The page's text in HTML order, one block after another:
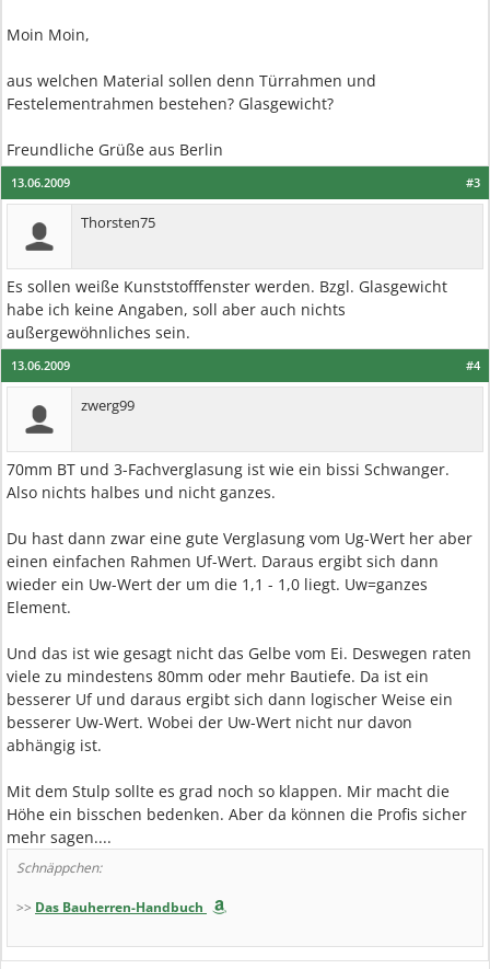
Moin Moin,
aus welchen Material sollen denn Türrahmen und
Festelementrahmen bestehen? Glasgewicht?
Freundliche Grüße aus Berlin
#3
13.06.2009
Thorsten75
Es sollen weiße Kunststofffenster werden. Bzgl. Glasgewicht
habe ich keine Angaben, soll aber auch nichts
außergewöhnliches sein.
#4
13.06.2009
zwerg99
70mm BT und 3-Fachverglasung ist wie ein bissi Schwanger.
Also nichts halbes und nicht ganzes.
Du hast dann zwar eine gute Verglasung vom Ug-Wert her aber
einen einfachen Rahmen Uf-Wert. Daraus ergibt sich dann
wieder ein Uw-Wert der um die 1,1 - 1,0 liegt. Uw=ganzes
Element.
Und das ist wie gesagt nicht das Gelbe vom Ei. Deswegen raten
viele zu mindestens 80mm oder mehr Bautiefe. Da ist ein
besserer Uf und daraus ergibt sich dann logischer Weise ein
besserer Uw-Wert. Wobei der Uw-Wert nicht nur davon
abhängig ist.
Mit dem Stulp sollte es grad noch so klappen. Mir macht die
Höhe ein bisschen bedenken. Aber da können die Profis sicher
mehr sagen....
Schnäppchen:
>> Das Bauherren-Handbuch